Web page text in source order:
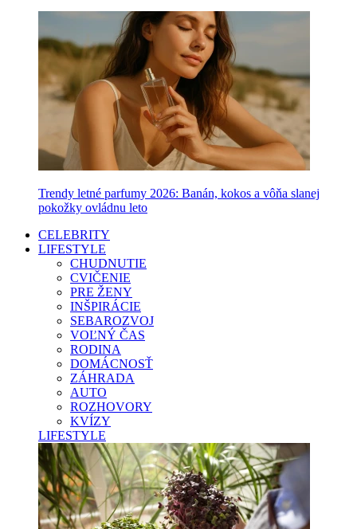
Trendy letné parfumy 2026: Banán, kokos a vôňa slanej
pokožky ovládnu leto
CELEBRITY
LIFESTYLE
CHUDNUTIE
CVIČENIE
PRE ŽENY
INŠPIRÁCIE
SEBAROZVOJ
VOĽNÝ ČAS
RODINA
DOMÁCNOSŤ
ZÁHRADA
AUTO
ROZHOVORY
KVÍZY
LIFESTYLE